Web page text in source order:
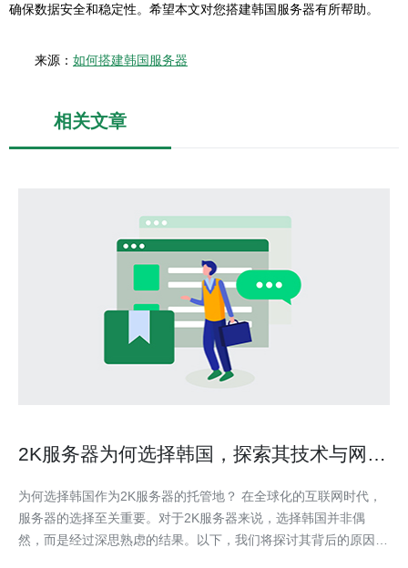
确保数据安全和稳定性。希望本文对您搭建韩国服务器有所帮助。
来源： 如何搭建韩国服务器
相关文章
2K服务器为何选择韩国，探索其技术与网络
为何选择韩国作为2K服务器的托管地？ 在全球化的互联网时代，
服务器的选择至关重要。对于2K服务器来说，选择韩国并非偶
然，而是经过深思熟虑的结果。以下，我们将探讨其背后的原因：